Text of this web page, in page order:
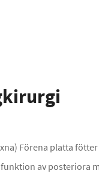
Förena platta
av posteriora